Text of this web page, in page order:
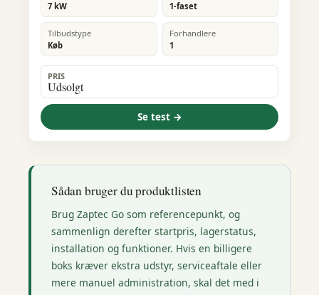
7 kW
1-faset
Tilbudstype
Køb
Forhandlere
1
PRIS
Udsolgt
Se test →
Sådan bruger du produktlisten
Brug Zaptec Go som referencepunkt, og
sammenlign derefter startpris, lagerstatus,
installation og funktioner. Hvis en billigere
boks kræver ekstra udstyr, serviceaftale eller
mere manuel administration, skal det med i